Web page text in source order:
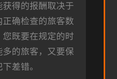
获得的报酬取决于
确检查的旅客数
既要在规定的时
的旅客，又要保
差错。